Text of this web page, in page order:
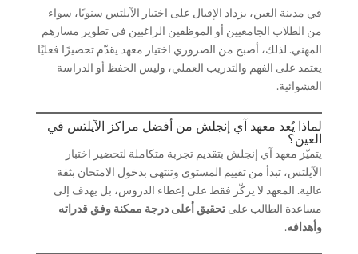
في مدينة العين، يزداد الإقبال على اختبار الآيلتس سنويًا، سواء
من الطلاب الجامعيين أو الموظفين الراغبين في تطوير مسارهم
المهني. لذلك، أصبح من الضروري اختيار معهد يقدّم تحضيرًا فعليًا
يعتمد على الفهم والتدريب العملي، وليس الحفظ أو الدراسة
العشوائية.
لماذا يُعد معهد آي إنجلش من أفضل مراكز الآيلتس في
العين؟
يتميّز معهد آي إنجلش بتقديم تجربة متكاملة لتحضير اختبار
الآيلتس، تبدأ من تقييم المستوى وتنتهي بدخول الامتحان بثقة
عالية. المعهد لا يركّز فقط على إعطاء الدروس، بل يهدف إلى
مساعدة الطالب علىتحقيق أعلى درجة ممكنة وفق قدراته
وأهدافه.